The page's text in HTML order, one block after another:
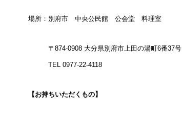
場所：別府市 中央公民館 公会堂 料理室
〒874-0908 大分県別府市上田の湯町6番37号
TEL 0977-22-4118
【お持ちいただくもの】